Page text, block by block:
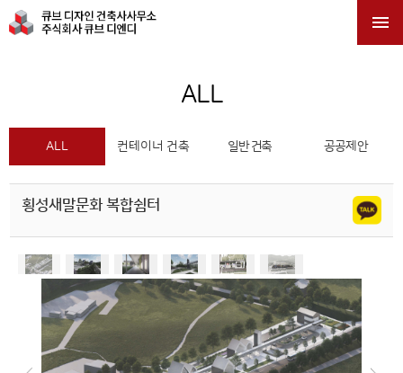

ALL
ALL 컨테이너 건축 일반 건축 공공제안
횡성새말문화 복합쉼터